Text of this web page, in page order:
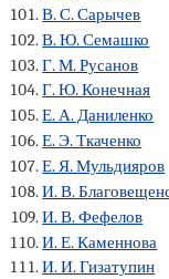
В. С. Сарычев
В. Ю. Семашко
Г. М. Русанов
Г. Ю. Конечная
Е. А. Даниленко
Е. Э. Ткаченко
Е. Я. Мульдияров
И. В.
И. В. Фефелов
И. Е. Каменнова
И. И. Гизатупин